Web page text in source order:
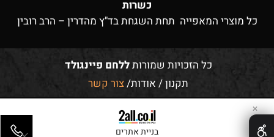
עקבו אחרינו
כשרות
כל מוצרי המאפייה תחת השגחת בד"ץ מהדרין – הרב רובין
כל הזכויות שמורותללחם פיינגולד
✕